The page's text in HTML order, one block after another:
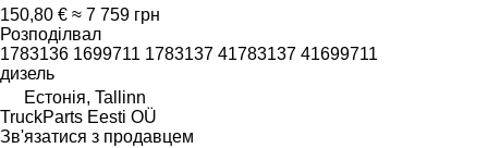
150,80 € ≈ 7 759 грн
Розподілвал
1783136 1699711 1783137 41783137 41699711
дизель
Естонія, Tallinn
TruckParts Eesti OÜ
Зв'язатися з продавцем